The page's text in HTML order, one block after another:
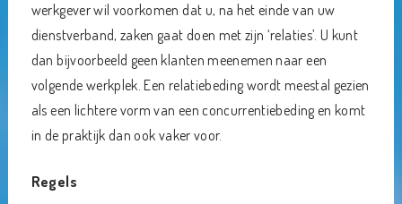
werkgever wil voorkomen dat u, na het einde van uw
dienstverband, zaken gaat doen met zijn ‘relaties’. U kunt
dan bijvoorbeeld geen klanten meenemen naar een
volgende werkplek. Een relatiebeding wordt meestal gezien
als een lichtere vorm van een concurrentiebeding en komt
in de praktijk dan ook vaker voor.
Regels